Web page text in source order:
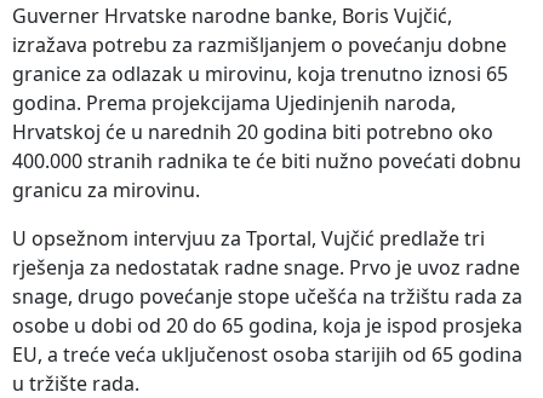
Guverner Hrvatske narodne banke, Boris Vujčić,
izražava potrebu za razmišljanjem o povećanju dobne
granice za odlazak u mirovinu, koja trenutno iznosi 65
godina. Prema projekcijama Ujedinjenih naroda,
Hrvatskoj će u narednih 20 godina biti potrebno oko
400.000 stranih radnika te će biti nužno povećati dobnu
granicu za mirovinu.
U opsežnom intervjuu za Tportal, Vujčić predlaže tri
rješenja za nedostatak radne snage. Prvo je uvoz radne
snage, drugo povećanje stope učešća na tržištu rada za
osobe u dobi od 20 do 65 godina, koja je ispod prosjeka
EU, a treće veća uključenost osoba starijih od 65 godina
u tržište rada.